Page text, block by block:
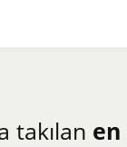
takılan